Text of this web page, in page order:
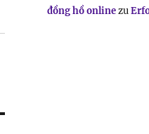
đồng hồ onlinezu